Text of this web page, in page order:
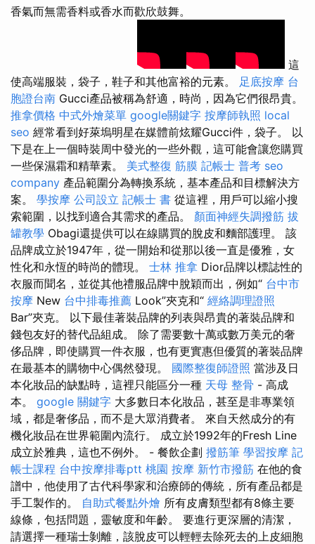
香氣而無需香料或香水而歡欣鼓舞。
這
使高端服裝，袋子，鞋子和其他富裕的元素。 足底按摩 台
胞證台南 Gucci產品被稱為舒適，時尚，因為它們很昂貴。
推拿價格 中式外燴菜單 google關鍵字 按摩師執照 local
seo 經常看到好萊塢明星在媒體前炫耀Gucci件，袋子。 以
下是在上一個時裝周中發光的一些外觀，這可能會讓您購買
一些保濕霜和精華素。 美式整復 筋膜 記帳士 普考 seo
company 產品範圍分為轉換系統，基本產品和目標解決方
案。 學按摩 公司設立 記帳士 書 從這裡，用戶可以縮小搜
索範圍，以找到適合其需求的產品。 顏面神經失調撥筋 拔
罐教學 Obagi還提供可以在線購買的脫皮和麵部護理。 該
品牌成立於1947年，從一開始和從那以後一直是優雅，女
性化和永恆的時尚的體現。 士林 推拿 Dior品牌以標誌性的
衣服而聞名，並從其他禮服品牌中脫穎而出，例如“ 台中市
按摩 New 台中排毒推薦 Look”夾克和“ 經絡調理證照
Bar”夾克。 以下最佳著裝品牌的列表與昂貴的著裝品牌和
錢包友好的替代品組成。 除了需要數十萬或數万美元的奢
侈品牌，即使購買一件衣服，也有更實惠但優質的著裝品牌
在最基本的購物中心偶然發現。 國際整復師證照 當涉及日
本化妝品的缺點時，這裡只能區分一種 天母 整骨 - 高成
本。 google 關鍵字 大多數日本化妝品，甚至是非專業領
域，都是奢侈品，而不是大眾消費者。 來自天然成分的有
機化妝品在世界範圍內流行。 成立於1992年的Fresh Line
成立於雅典，這也不例外。 - 餐飲企劃 撥筋筆 學習按摩 記
帳士課程 台中按摩排毒ptt 桃園 按摩 新竹市撥筋 在他的食
譜中，他使用了古代科學家和治療師的傳統，所有產品都是
手工製作的。 自助式餐點外燴 所有皮膚類型都有8條主要
線條，包括問題，靈敏度和年齡。 要進行更深層的清潔，
請選擇一種瑞士剝離，該脫皮可以輕輕去除死去的上皮細胞